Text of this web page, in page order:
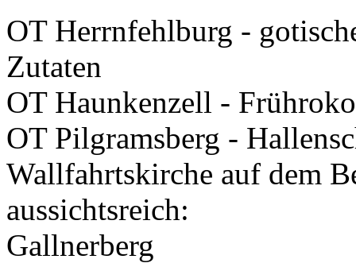
OT Herrnfehlburg -
Zutaten
OT Haunkenzell -
OT Pilgramsberg -
Wallfahrtskirche auf dem
aussichtsreich:
Gallnerberg